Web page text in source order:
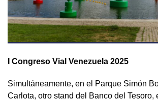
I Congreso Vial Venezuela 2025
Simultáneamente, en el Parque Simón
Carlota, otro stand del Banco del Tesoro,